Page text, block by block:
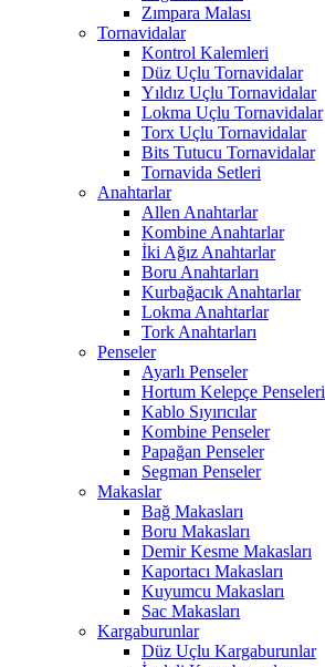
Zımpara Malası
Tornavidalar
Kontrol Kalemleri
Düz Uçlu Tornavidalar
Yıldız Uçlu Tornavidalar
Lokma Uçlu Tornavidalar
Torx Uçlu Tornavidalar
Bits Tutucu Tornavidalar
Tornavida Setleri
Anahtarlar
Allen Anahtarlar
Kombine Anahtarlar
İki Ağız Anahtarlar
Boru Anahtarları
Kurbağacık Anahtarlar
Lokma Anahtarlar
Tork Anahtarları
Penseler
Ayarlı Penseler
Hortum Kelepçe Penseleri
Kablo Sıyırıcılar
Kombine Penseler
Papağan Penseler
Segman Penseler
Makaslar
Bağ Makasları
Boru Makasları
Demir Kesme Makasları
Kaportacı Makasları
Kuyumcu Makasları
Sac Makasları
Kargaburunlar
Düz Uçlu Kargaburunlar